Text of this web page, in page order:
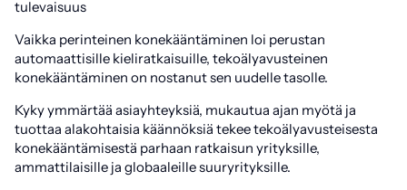
tulevaisuus
Vaikka perinteinen konekääntäminen loi perustan
automaattisille kieliratkaisuille, tekoälyavusteinen
konekääntäminen on nostanut sen uudelle tasolle.
Kyky ymmärtää asiayhteyksiä, mukautua ajan myötä ja
tuottaa alakohtaisia käännöksiä tekee tekoälyavusteisesta
konekääntämisestä parhaan ratkaisun yrityksille,
ammattilaisille ja globaaleille suuryrityksille.